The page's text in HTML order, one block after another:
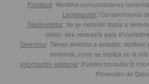
Finalidad: Remitirte comunicaciones
Legitimación: Consentimiento
Destinatarios: No se cederán datos a
cesión sea necesaria para el
Derechos: Tienes derecho a acceder, rectificar
derechos, como se explica en la
Información adicional: Puedes consultar la
Protección de